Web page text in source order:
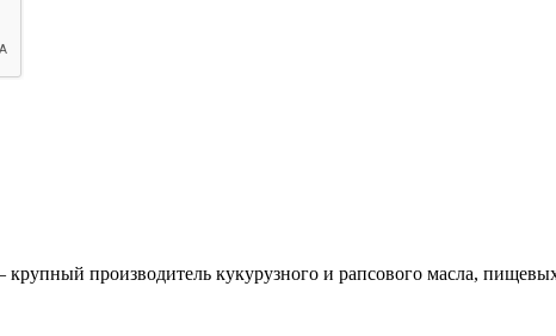
производитель кукурузного и рапсового масла,